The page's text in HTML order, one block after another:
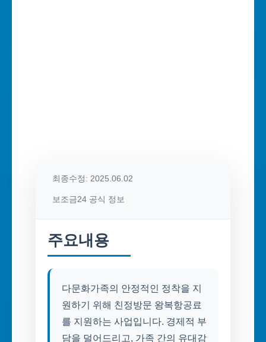
최종수정: 2025.06.02
보조금24 공식 정보
주요내용
다문화가족의 안정적인 정착을 지
원하기 위해 친정방문 왕복항공료
를 지원하는 사업입니다. 경제적 부
담을 덜어드리고, 가족 간의 유대감